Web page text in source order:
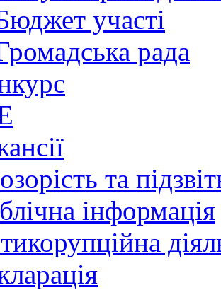
участі
рада
та
інформація